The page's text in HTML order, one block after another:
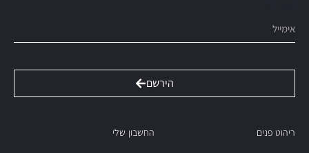
הירשם
ריהוט פנים החשבון שלי